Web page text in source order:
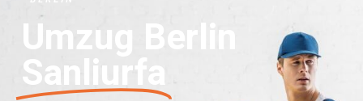
Umzug Berlin
Sanliurfa